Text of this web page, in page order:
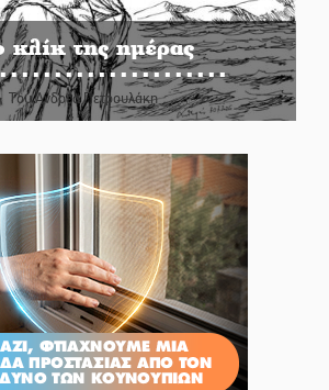
κλίκ της ημέρας
Του Ανδρέα Πετρουλάκη